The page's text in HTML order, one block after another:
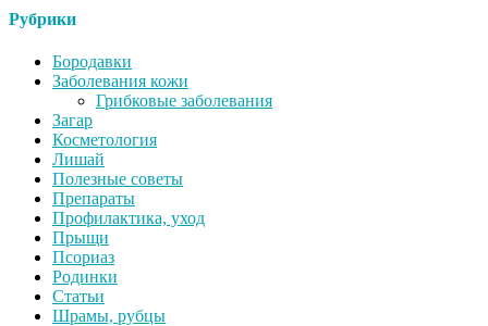
Рубрики
Бородавки
Заболевания кожи
Грибковые заболевания
Загар
Косметология
Лишай
Полезные советы
Препараты
Профилактика, уход
Прыщи
Псориаз
Родинки
Статьи
Шрамы, рубцы